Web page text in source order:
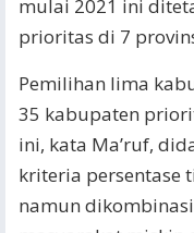
mulai 2021 ini
prioritas di 7
Pemilihan lima
35 kabupaten
ini, kata Ma’ruf,
kriteria persentase
namun